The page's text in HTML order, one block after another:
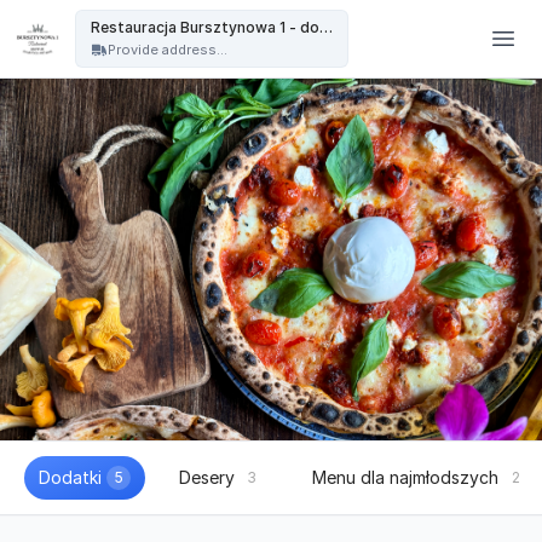
Restauracja Bursztynowa 1 - dowóz
Provide address...
Dodatki 5 Desery 3 Menu dla najmłodszych 2